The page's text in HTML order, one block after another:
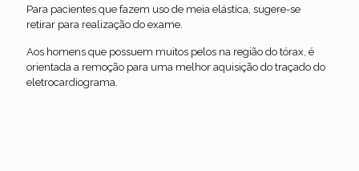
Para pacientes que fazem uso de meia elástica, sugere-se
retirar para realização do exame.
Aos homens que possuem muitos pelos na região do tórax, é
orientada a remoção para uma melhor aquisição do traçado do
eletrocardiograma.